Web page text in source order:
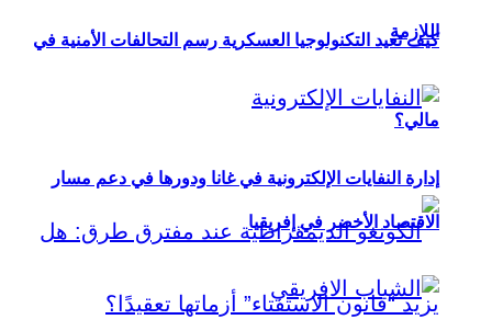
كيف تعيد التكنولوجيا العسكرية رسم التحالفات الأمنية في
مالي؟
اللازمة
إدارة النفايات الإلكترونية في غانا ودورها في دعم مسار
الاقتصاد الأخضر في إفريقيا